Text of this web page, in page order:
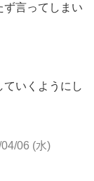
ず言ってしまい
いくようにし
06 (水)